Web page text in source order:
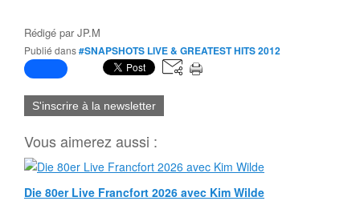
Rédigé parJP.M
Publié dans#SNAPSHOTS LIVE & GREATEST HITS 2012
S'inscrire à la newsletter
Vous aimerez aussi :
Die 80er Live Francfort 2026 avec Kim Wilde